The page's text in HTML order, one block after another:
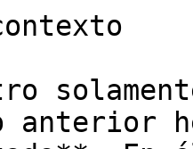
anterior